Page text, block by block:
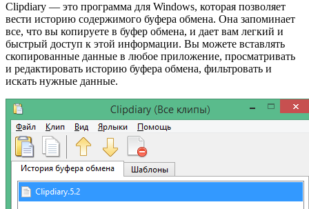
Clipdiary — это программа для Windows, которая позволяет
вести историю содержимого буфера обмена. Она запоминает
все, что вы копируете в буфер обмена, и дает вам легкий и
быстрый доступ к этой информации. Вы можете вставлять
скопированные данные в любое приложение, просматривать
и редактировать историю буфера обмена, фильтровать и
искать нужные данные.